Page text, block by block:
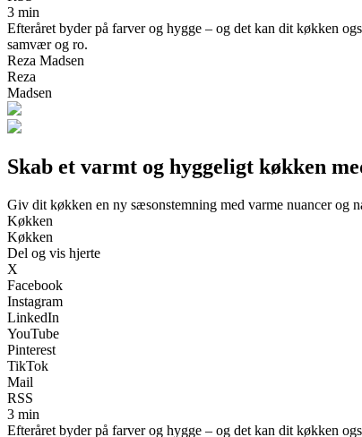
3 min
Efteråret byder på farver og hygge – og det kan dit køkken
samvær og ro.
Reza Madsen
Reza
Madsen
Skab et varmt og hyggeligt køkken
Giv dit køkken en ny sæsonstemning med varme nuancer og
Køkken
Køkken
Del og vis hjerte
X
Facebook
Instagram
LinkedIn
YouTube
Pinterest
TikTok
Mail
RSS
3 min
Efteråret byder på farver og hygge – og det kan dit køkken